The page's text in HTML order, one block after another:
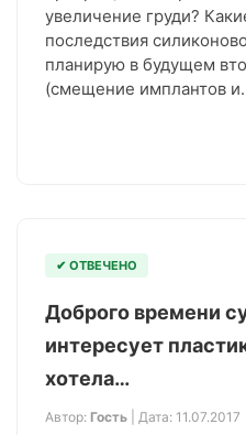
увеличение груди?
последствия
планирую в будущем
(смещение имплантов
✔ ОТВЕЧЕНО
Доброго времени
интересует
хотела…
Автор: Гость | Дата: 11.07.2017